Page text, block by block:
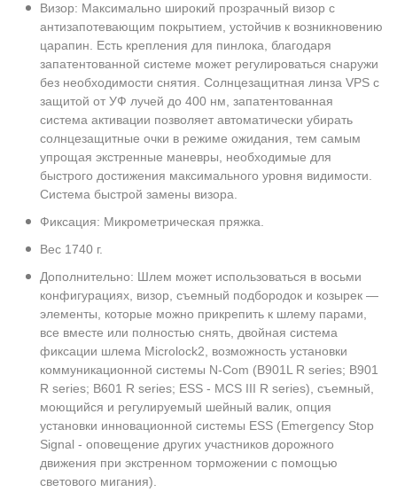
Визор: Максимально широкий прозрачный визор с
антизапотевающим покрытием, устойчив к возникновению
царапин. Есть крепления для пинлока, благодаря
запатентованной системе может регулироваться снаружи
без необходимости снятия. Солнцезащитная линза VPS с
защитой от УФ лучей до 400 нм, запатентованная
система активации позволяет автоматически убирать
солнцезащитные очки в режиме ожидания, тем самым
упрощая экстренные маневры, необходимые для
быстрого достижения максимального уровня видимости.
Система быстрой замены визора.
Фиксация: Микрометрическая пряжка.
Вес 1740 г.
Дополнительно: Шлем может использоваться в восьми
конфигурациях, визор, съемный подбородок и козырек —
элементы, которые можно прикрепить к шлему парами,
все вместе или полностью снять, двойная система
фиксации шлема Microlock2, возможность установки
коммуникационной системы N-Com (B901L R series; B901
R series; B601 R series; ESS - MCS III R series), съемный,
моющийся и регулируемый шейный валик, опция
установки инновационной системы ESS (Emergency Stop
Signal - оповещение других участников дорожного
движения при экстренном торможении с помощью
светового мигания).